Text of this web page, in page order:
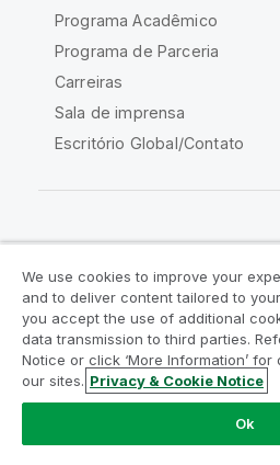
Programa Acadêmico
Programa de Parceria
Carreiras
Sala de imprensa
Escritório Global/Contato
Acordos legais
Termos do
Legal Policies
Políticas
Termos de uso
Marcas
Do Not Share My Info
Copyright © 1993-2026 QlikTech
We use cookies to improve your
and to deliver content tailored to your
you accept the use of additional
data transmission to third parties.
Notice or click ‘More Information’
our sites. Privacy & Cookie Notice
Ok